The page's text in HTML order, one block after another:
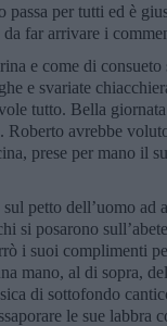
per tutti ed è
far arrivare i
e come di
e svariate
tutto. Bella
Roberto avrebbe
prese per mano il
petto dell’uomo ad
si posarono
i suoi complimenti
mano, al di sopra,
di sottofondo
le sue labbra